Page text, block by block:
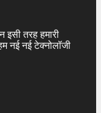
तरह हमारी
नई नई टेक्नोलॉजी